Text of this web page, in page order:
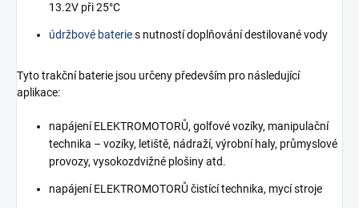
13.2V při 25°C
údržbové bateries nutností doplňování destilované vody
Tyto trakční baterie jsou určeny především pro následující
aplikace:
napájení ELEKTROMOTORŮ, golfové vozíky, manipulační
technika – vozíky, letiště, nádraží, výrobní haly, průmyslové
provozy, vysokozdvižné plošiny atd.
napájení ELEKTROMOTORŮ čistící technika, mycí stroje